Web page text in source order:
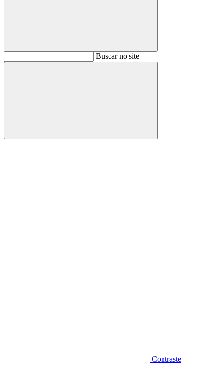
BuscarBuscar no site
Buscar
Contraste